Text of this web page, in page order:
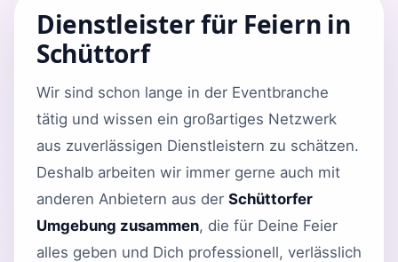
Dienstleister für Feiern in
Schüttorf
Wir sind schon lange in der Eventbranche
tätig und wissen ein großartiges Netzwerk
aus zuverlässigen Dienstleistern zu schätzen.
Deshalb arbeiten wir immer gerne auch mit
anderen Anbietern aus der Schüttorfer
Umgebung zusammen, die für Deine Feier
alles geben und Dich professionell, verlässlich